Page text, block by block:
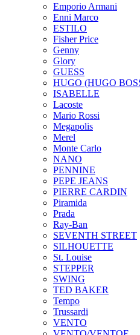
Emporio Armani
Enni Marco
ESTILO
Fisher Price
Genny
Glory
GUESS
HUGO (HUGO
ISABELLE
Lacoste
Mario Rossi
Megapolis
Merel
Monte Carlo
NANO
PENNINE
PEPE JEANS
PIERRE CARDIN
Piramida
Prada
Ray-Ban
SEVENTH STREET
SILHOUETTE
St. Louise
STEPPER
SWING
TED BAKER
Tempo
Trussardi
VENTO